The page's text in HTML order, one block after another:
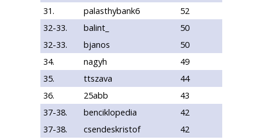
31.
palasthybank6
52
32-33.
balint_
50
32-33.
bjanos
50
34.
nagyh
49
35.
ttszava
44
36.
25abb
43
37-38.
benciklopedia
42
37-38.
csendeskristof
42